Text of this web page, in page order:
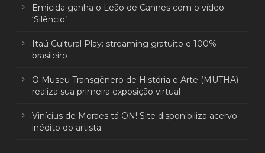
Emicida ganha o Leão de Cannes com o vídeo
‘Silêncio’
Itaú Cultural Play: streaming gratuito e 100%
brasileiro
O Museu Transgênero de História e Arte (MUTHA)
realiza sua primeira exposição virtual
Vinícius de Moraes tá ON! Site disponibiliza acervo
inédito do artista